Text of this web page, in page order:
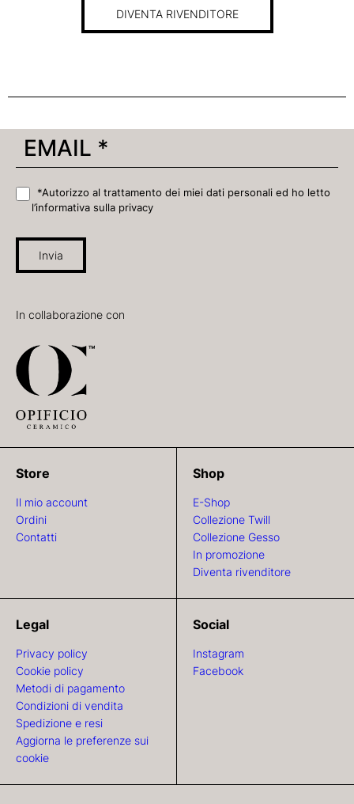
DIVENTA RIVENDITORE
*Autorizzo al trattamento dei miei dati personali ed ho letto
l’informativa sulla privacy
Invia
In collaborazione con
Store
Il mio account
Ordini
Contatti
Shop
E-Shop
Collezione Twill
Collezione Gesso
In promozione
Diventa rivenditore
Legal
Privacy policy
Cookie policy
Metodi di pagamento
Condizioni di vendita
Spedizione e resi
Aggiorna le preferenze sui
cookie
Social
Instagram
Facebook